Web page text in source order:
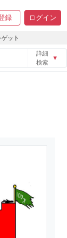
録 ログイン
ット
詳細
検索
▼